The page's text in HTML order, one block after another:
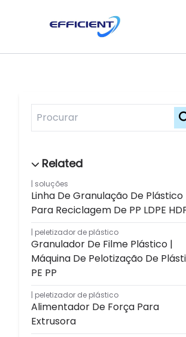
soluções
Linha De Granulação De Plástico
Para Reciclagem De PP LDPE
peletizador de plástico
Granulador De Filme Plástico |
Máquina De Pelotização De
PE PP
peletizador de plástico
Alimentador De Força Para
Extrusora